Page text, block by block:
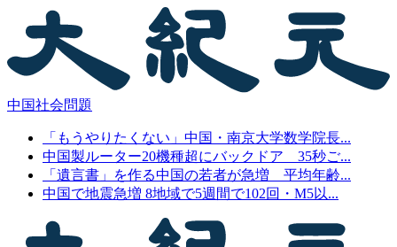
中国社会問題
「もうやりたくない」中国・南京大学数学院長...
中国製ルーター20機種超にバックドア 35秒ご...
「遺言書」を作る中国の若者が急増 平均年齢...
中国で地震急増 8地域で5週間で102回・M5以...